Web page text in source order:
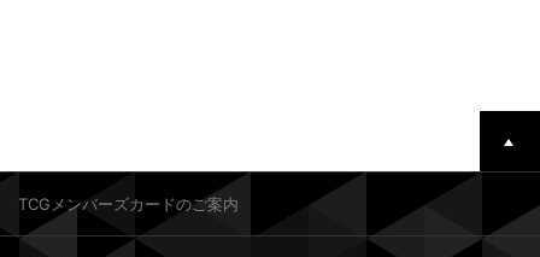
TCGメンバーズカードのご案内